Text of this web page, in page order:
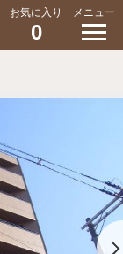
お気に入り
0
メニュー